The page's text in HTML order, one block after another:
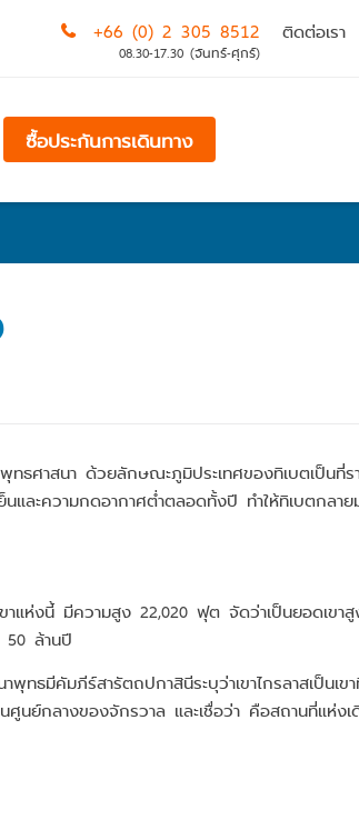
+66 (0) 2 305 8512
08.30-17.30 (จันทร์-ศุกร์)
ติดต่อเรา
ซื้อประกันการเดินทาง
ทธศาสนา ด้วยลักษณะภูมิประเทศของทิเบตเป็นที่
และความกดอากาศต่ำตลอดทั้งปี ทำให้ทิเบตกลาย
าแห่งนี้ มีความสูง 22,020 ฟุต จัดว่าเป็นยอดเขา
50 ล้านปี
ทธมีคัมภีร์สารัตถปกาสินีระบุว่าเขาไกรลาสเป็นเขา
นศูนย์กลางของจักรวาล และเชื่อว่า คือสถานที่แห่ง